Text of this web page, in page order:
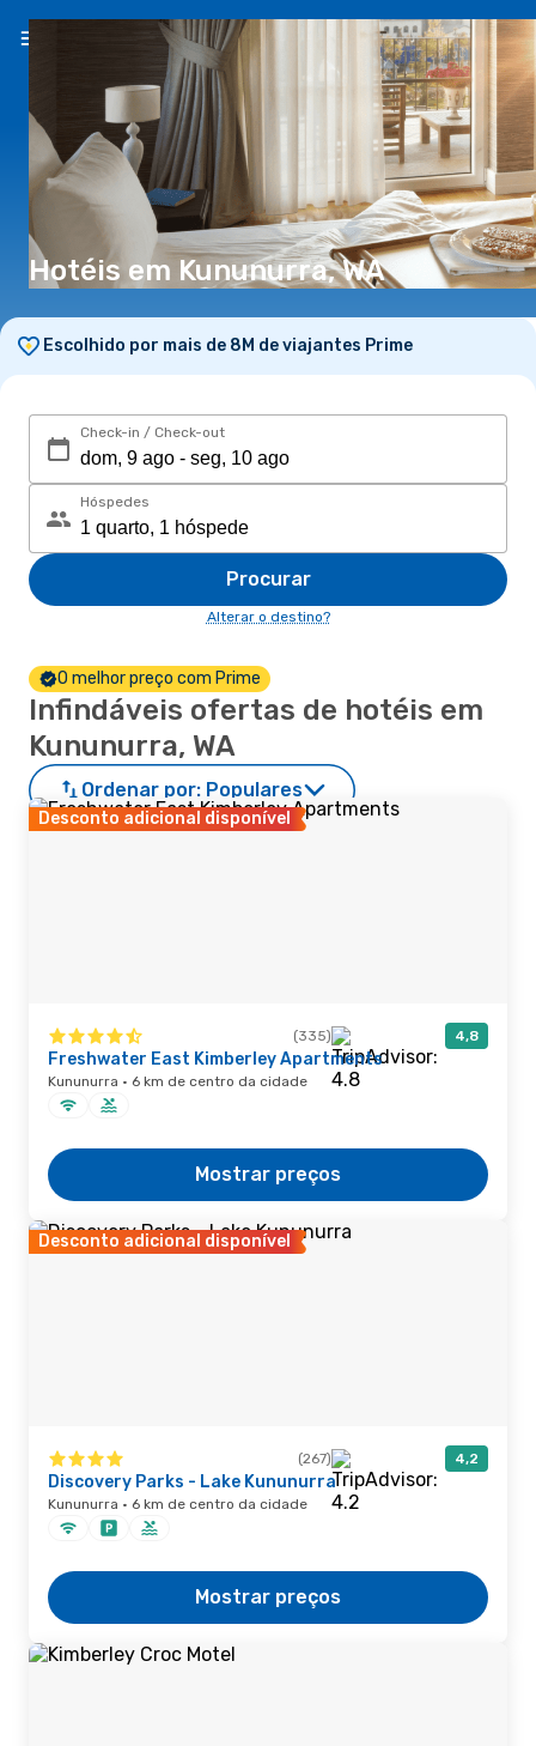
PT(€)
Hotéis em Kununurra, WA
Escolhido por mais de 8M de viajantes Prime
Check-in / Check-out
Hóspedes
Procurar
Alterar o destino?
O melhor preço com Prime
Infindáveis ofertas de hotéis em
Kununurra, WA
Ordenar por: Populares
Desconto adicional disponível
(335) 4,8
Freshwater East Kimberley Apartments
Kununurra · 6 km de centro da cidade
Mostrar preços
Desconto adicional disponível
(267) 4,2
Discovery Parks - Lake Kununurra
Kununurra · 6 km de centro da cidade
Mostrar preços